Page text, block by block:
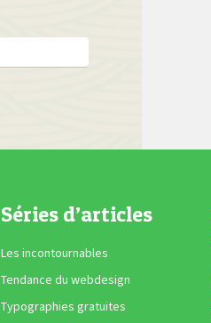
Séries d’articles
Les incontournables
Tendance du webdesign
Typographies gratuites